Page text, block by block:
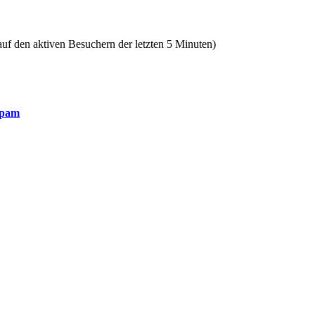
den aktiven Besuchern der letzten 5 Minuten)